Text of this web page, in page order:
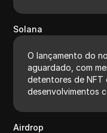
Solana
O lançamento do
aguardado, com
detentores de NFT
desenvolvimentos
Airdrop